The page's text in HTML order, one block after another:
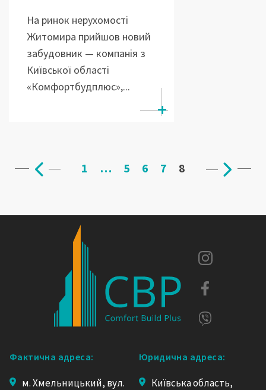
На ринок нерухомості
Житомира прийшов новий
забудовник — компанія з
Київської області
«Комфортбудплюс»,...
1 … 5 6 7 8
Фактична адреса:
м. Хмельницький, вул.
Юридична адреса:
Київська область,